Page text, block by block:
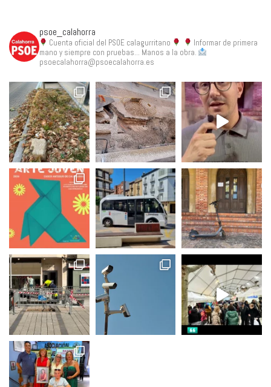
psoe_calahorra
Cuenta oficial del PSOE calagurritano
Informar de primera
mano y siempre con pruebas... Manos a la obra.
psoecalahorra@psoecalahorra.es